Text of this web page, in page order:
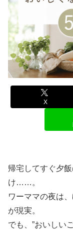
X
帰宅してすぐ夕
け……。
ワーママの夜は
が現実。
でも、”おいしい